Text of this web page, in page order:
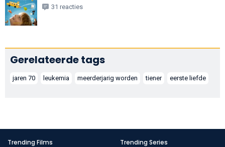
31 reacties
Gerelateerde tags
jaren 70 leukemia meerderjarig worden tiener eerste liefde
Trending Films Trending Series